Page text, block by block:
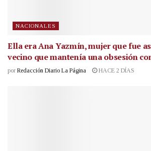
NACIONALES
Ella era Ana Yazmín, mujer que fue
vecino que mantenía una obsesión
por Redacción Diario La Página HACE 2 DÍAS